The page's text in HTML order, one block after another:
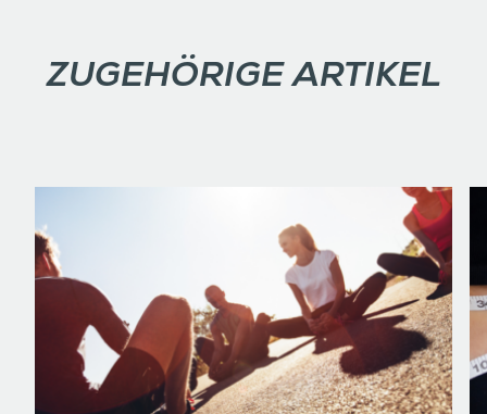
ZUGEHÖRIGE ARTIKEL